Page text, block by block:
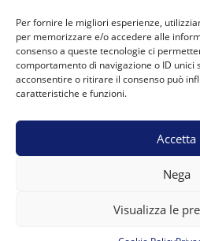
Per fornire le migliori esperienze,
per memorizzare e/o accedere alle
consenso a queste tecnologie ci
comportamento di navigazione o ID unici
acconsentire o ritirare il consenso può
caratteristiche e funzioni.
Accetta
Nega
Visualizza le
PI 03686890041 © 2022 – A.S.D.